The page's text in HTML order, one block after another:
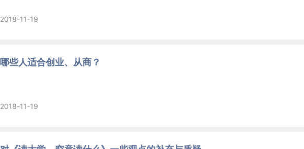
2018-11-19
哪些人适合创业、从商？
2018-11-19